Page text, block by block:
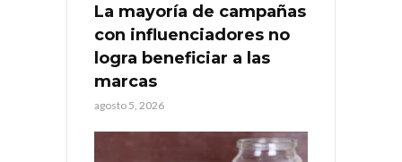
La mayoría de campañas
con influenciadores no
logra beneficiar a las
marcas
agosto 5, 2026